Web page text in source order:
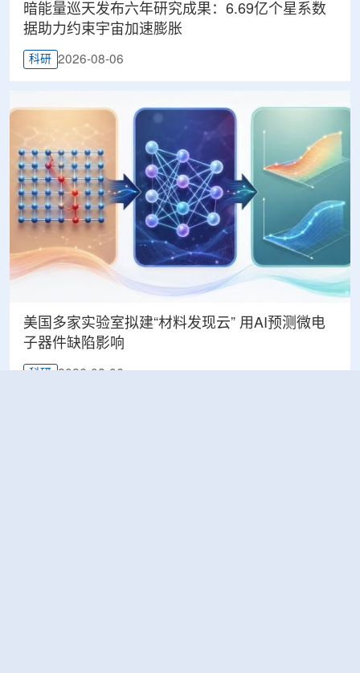
暗能量巡天发布六年研究成果：6.69亿个星系数
据助力约束宇宙加速膨胀
科研 2026-08-06
美国多家实验室拟建“材料发现云” 用AI预测微电
子器件缺陷影响
科研 2026-08-06